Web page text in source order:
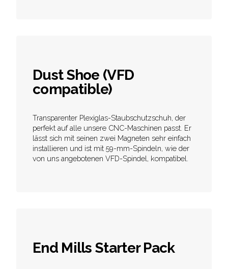
Dust Shoe (VFD
compatible)
Transparenter Plexiglas-Staubschutzschuh, der
perfekt auf alle unsere CNC-Maschinen passt. Er
lässt sich mit seinen zwei Magneten sehr einfach
installieren und ist mit 59-mm-Spindeln, wie der
von uns angebotenen VFD-Spindel, kompatibel.
End Mills Starter Pack